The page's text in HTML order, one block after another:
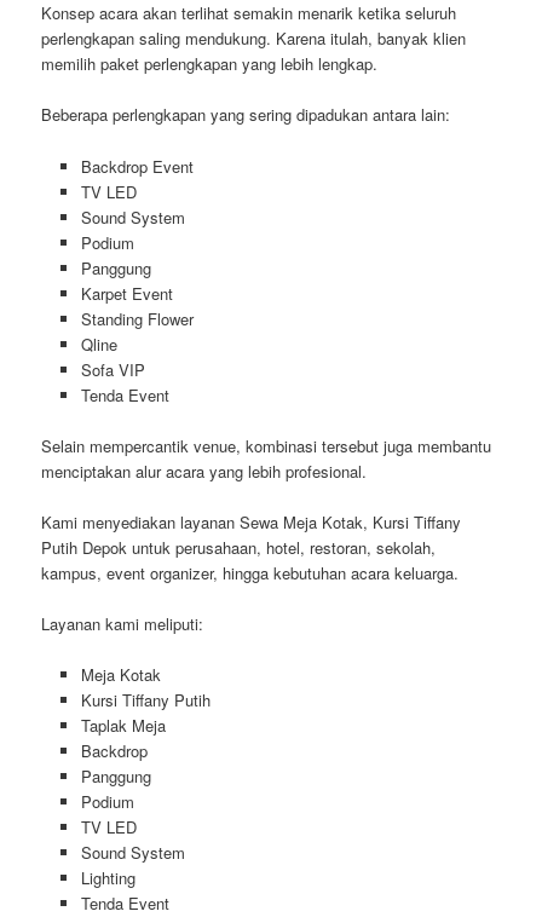
Konsep acara akan terlihat semakin menarik ketika seluruh
perlengkapan saling mendukung. Karena itulah, banyak klien
memilih paket perlengkapan yang lebih lengkap.
Beberapa perlengkapan yang sering dipadukan antara lain:
Backdrop Event
TV LED
Sound System
Podium
Panggung
Karpet Event
Standing Flower
Qline
Sofa VIP
Tenda Event
Selain mempercantik venue, kombinasi tersebut juga membantu
menciptakan alur acara yang lebih profesional.
Kami menyediakan layanan Sewa Meja Kotak, Kursi Tiffany
Putih Depok untuk perusahaan, hotel, restoran, sekolah,
kampus, event organizer, hingga kebutuhan acara keluarga.
Layanan kami meliputi:
Meja Kotak
Kursi Tiffany Putih
Taplak Meja
Backdrop
Panggung
Podium
TV LED
Sound System
Lighting
Tenda Event